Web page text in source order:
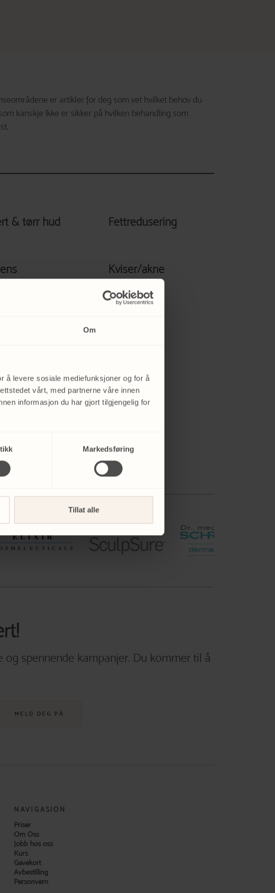
Om
å levere sosiale mediefunksjoner og for å
vårt, med partnerne våre innen
informasjon du har gjort tilgjengelig for
Markedsføring
Tillat alle
er artikler for deg som vet hvilket behov du
kanskje ikke er sikker på hvilken behandling som
& tørr hud Fettredusering
Kviser/akne
Skintags
spennende kampanjer. Du kommer til å
MELD DEG PÅ
NAVIGASJON
Priser
Om Oss
Jobb hos oss
Kurs
Gavekort
Avbestilling
Personvern